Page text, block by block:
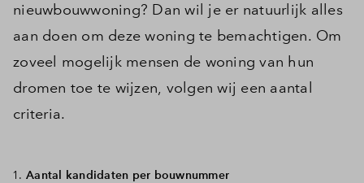
nieuwbouwwoning? Dan wil je er natuurlijk alles
aan doen om deze woning te bemachtigen. Om
zoveel mogelijk mensen de woning van hun
dromen toe te wijzen, volgen wij een aantal
criteria.
Aantal kandidaten per bouwnummer